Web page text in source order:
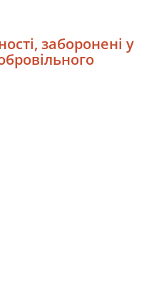
заборонені у